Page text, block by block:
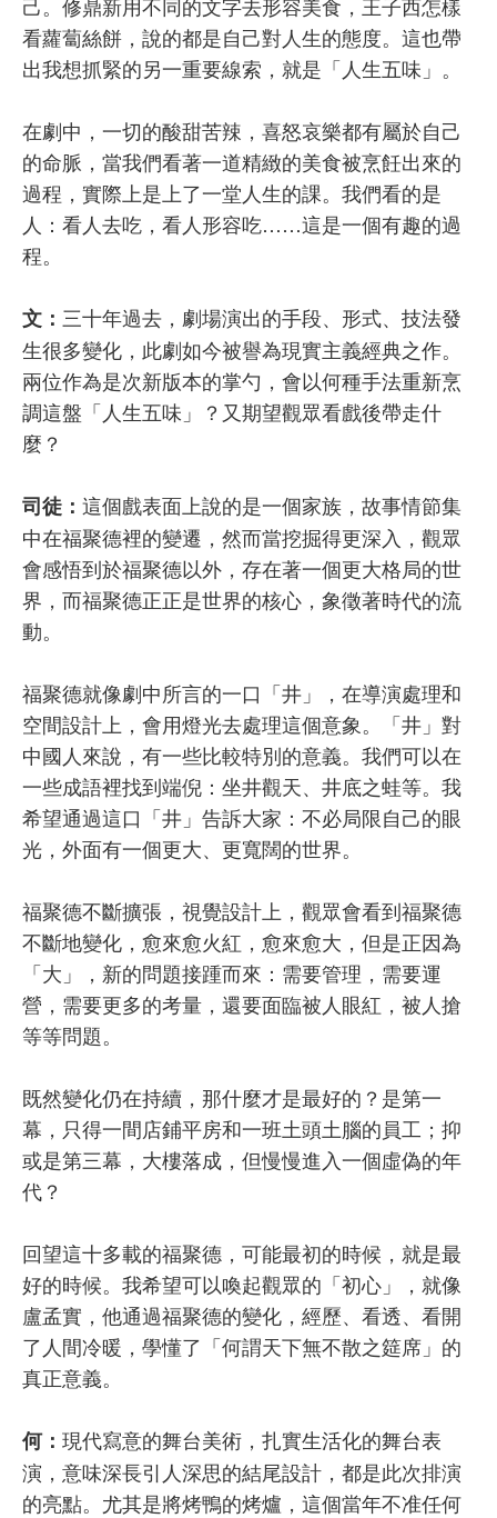
看蘿蔔絲餅，說的都是自己對人生的態度。這也帶
出我想抓緊的另一重要線索，就是「人生五味」。
在劇中，一切的酸甜苦辣，喜怒哀樂都有屬於自己
的命脈，當我們看著一道精緻的美食被烹飪出來的
過程，實際上是上了一堂人生的課。我們看的是
人：看人去吃，看人形容吃……這是一個有趣的過
程。
文： 三十年過去，劇場演出的手段、形式、技法發
生很多變化，此劇如今被譽為現實主義經典之作。
兩位作為是次新版本的掌勺，會以何種手法重新烹
調這盤「人生五味」？又期望觀眾看戲後帶走什
麼？
司徒： 這個戲表面上說的是一個家族，故事情節集
中在福聚德裡的變遷，然而當挖掘得更深入，觀眾
會感悟到於福聚德以外，存在著一個更大格局的世
界，而福聚德正正是世界的核心，象徵著時代的流
動。
福聚德就像劇中所言的一口「井」，在導演處理和
空間設計上，會用燈光去處理這個意象。「井」對
中國人來說，有一些比較特別的意義。我們可以在
一些成語裡找到端倪：坐井觀天、井底之蛙等。我
希望通過這口「井」告訴大家：不必局限自己的眼
光，外面有一個更大、更寬闊的世界。
福聚德不斷擴張，視覺設計上，觀眾會看到福聚德
不斷地變化，愈來愈火紅，愈來愈大，但是正因為
「大」，新的問題接踵而來：需要管理，需要運
營，需要更多的考量，還要面臨被人眼紅，被人搶
等等問題。
既然變化仍在持續，那什麼才是最好的？是第一
幕，只得一間店鋪平房和一班土頭土腦的員工；抑
或是第三幕，大樓落成，但慢慢進入一個虛偽的年
代？
回望這十多載的福聚德，可能最初的時候，就是最
好的時候。我希望可以喚起觀眾的「初心」，就像
盧孟實，他通過福聚德的變化，經歷、看透、看開
了人間冷暖，學懂了「何謂天下無不散之筵席」的
真正意義。
何： 現代寫意的舞台美術，扎實生活化的舞台表
演，意味深長引人深思的結尾設計，都是此次排演
的亮點。尤其是將烤鴨的烤爐，這個當年不准任何